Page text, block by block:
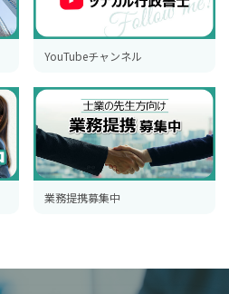
YouTubeチャンネル
業務提携募集中